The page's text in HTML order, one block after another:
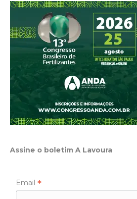
Assine o boletim A Lavoura
Email *